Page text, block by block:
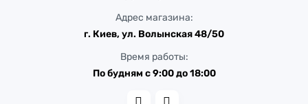
Адрес магазина:
г. Киев, ул. Волынская 48/50
Время работы:
По будням с 9:00 до 18:00